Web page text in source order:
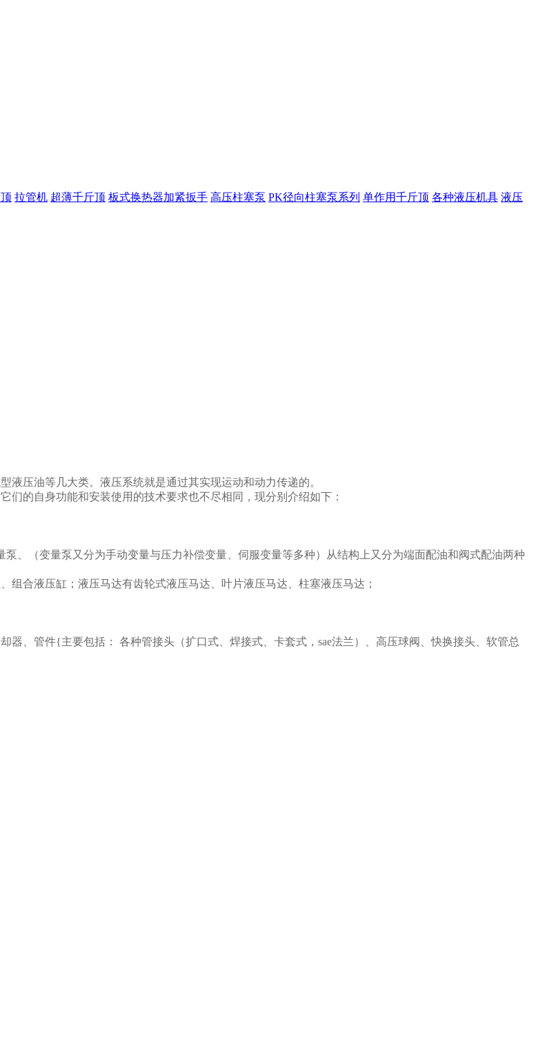
拉管机 超薄千斤顶 板式换热器加紧扳手 高压柱塞泵 PK径向柱塞泵系列 单作用千斤顶 各种液压机具 液压
液压油等几大类。 液压系统就是通过其实现运动和动力传递的。
们的自身功能和安装使用的技术要求也不尽相同，现分别介绍如下：
、（变量泵又分为手动变量与压力补偿变量、伺服变量等多种）从结构上又分为端面配油和阀式配油两种
、组合液压缸 ； 液压马达有齿轮式液压马达、叶片液压马达、柱塞液压马达；
、管件{主要包括： 各种管接头（扩口式、焊接式、卡套式，sae法兰）、高压球阀、快换接头、软管总